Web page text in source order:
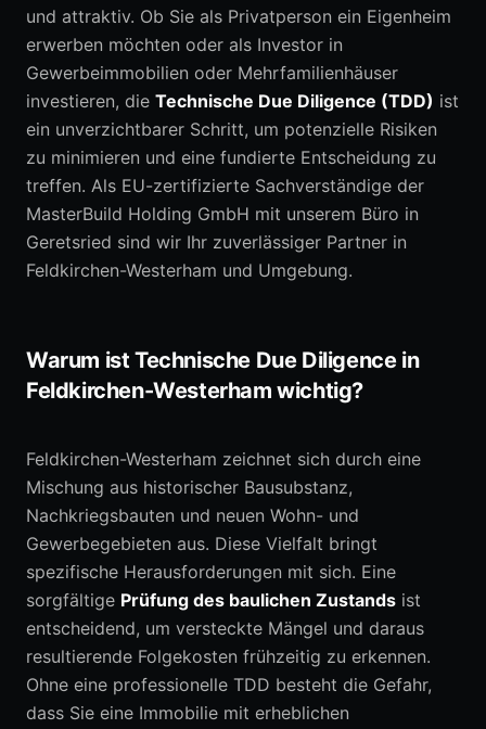
und attraktiv. Ob Sie als Privatperson ein Eigenheim
erwerben möchten oder als Investor in
Gewerbeimmobilien oder Mehrfamilienhäuser
investieren, die Technische Due Diligence (TDD) ist
ein unverzichtbarer Schritt, um potenzielle Risiken
zu minimieren und eine fundierte Entscheidung zu
treffen. Als EU-zertifizierte Sachverständige der
MasterBuild Holding GmbH mit unserem Büro in
Geretsried sind wir Ihr zuverlässiger Partner in
Feldkirchen-Westerham und Umgebung.
Warum ist Technische Due Diligence in
Feldkirchen-Westerham wichtig?
Feldkirchen-Westerham zeichnet sich durch eine
Mischung aus historischer Bausubstanz,
Nachkriegsbauten und neuen Wohn- und
Gewerbegebieten aus. Diese Vielfalt bringt
spezifische Herausforderungen mit sich. Eine
sorgfältige Prüfung des baulichen Zustands ist
entscheidend, um versteckte Mängel und daraus
resultierende Folgekosten frühzeitig zu erkennen.
Ohne eine professionelle TDD besteht die Gefahr,
dass Sie eine Immobilie mit erheblichen